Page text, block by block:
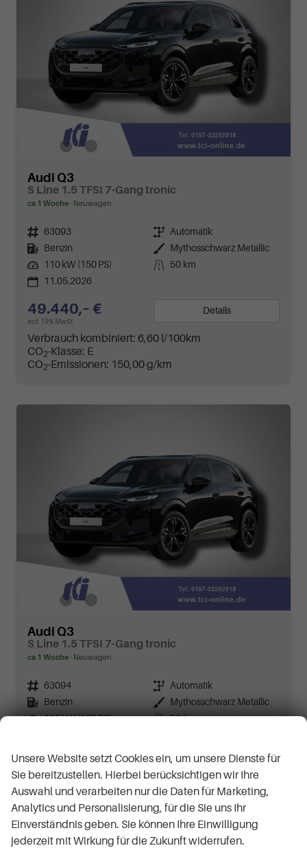
Audi Q3
S Line 1.5 TFSI 7-Gang tronic
ca 1 Woche Neuwagen
Fahrzeugnr. 63093 Getriebe Automatik
Kraftstoff
Benzin Außenfarbe
Mythosschwarz Metallic
Leistung
110 kW (150 PS) Kilometerstand
50 km
11.05.2026
49.440,– €
incl. 19% MwSt.
Details
Verbrauch kombiniert: 6,60 l/100km
CO2-Klasse: E
CO2-Emissionen: 150,00 g/km
Audi Q3
S Line 1.5 TFSI 7-Gang tronic
ca 1 Woche Neuwagen
Fahrzeugnr. 63094 Getriebe Automatik
Kraftstoff
Benzin Außenfarbe
Mythosschwarz Metallic
Leistung 110 kW (150 PS) Kilometerstand 50 km
49.440,– €
incl. 19% MwSt.
Details
Verbrauch kombiniert:6,60 l/100km
CO2-Klasse:E
2 -Emissionen: 150,00 g/km
Unsere Website setzt Cookies ein, um unsere Dienste für
Sie bereitzustellen. Hierbei berücksichtigen wir Ihre
Auswahl und verarbeiten nur die Daten für Marketing,
Analytics und Personalisierung, für die Sie uns Ihr
Einverständnis geben. Sie können Ihre Einwilligung
jederzeit mit Wirkung für die Zukunft widerrufen.